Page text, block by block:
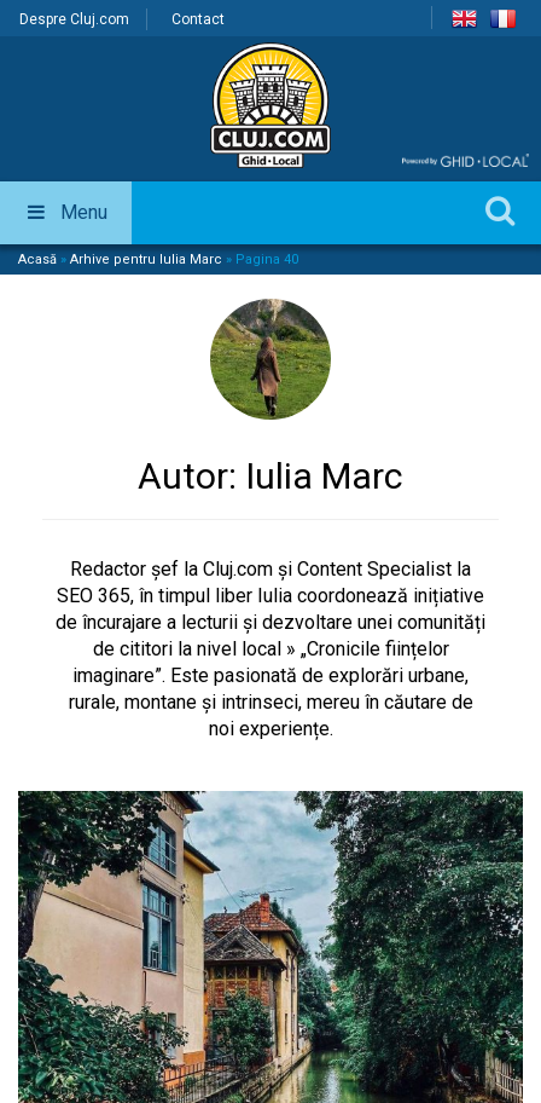
Despre Cluj.com Contact
Menu
Acasă » Arhive pentru Iulia Marc » Pagina 40
Autor: Iulia Marc
Redactor șef la Cluj.com și Content Specialist la
SEO 365, în timpul liber Iulia coordonează inițiative
de încurajare a lecturii și dezvoltare unei comunități
de cititori la nivel local » „Cronicile ființelor
imaginare”. Este pasionată de explorări urbane,
rurale, montane și intrinseci, mereu în căutare de
noi experiențe.